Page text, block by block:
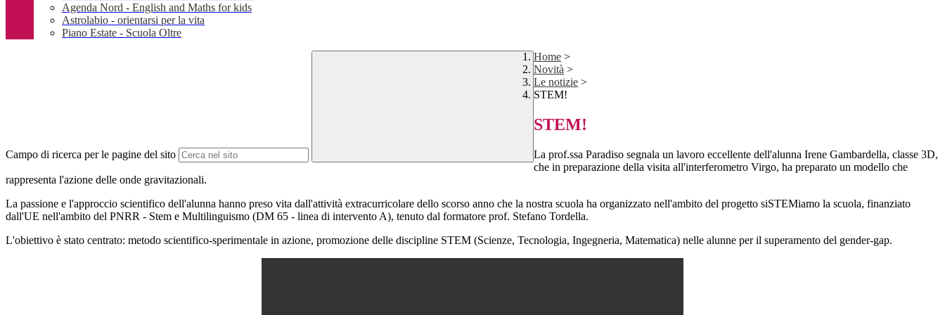
Agenda Nord - English and Maths for kids
Astrolabio - orientarsi per la vita
Piano Estate - Scuola Oltre
Campo di ricerca per le pagine del sito
Home >
Novità >
Le notizie >
STEM!
STEM!
La prof.ssa Paradiso segnala un lavoro eccellente dell'alunna Irene Gambardella, classe 3D,
che in preparazione della visita all'interferometro Virgo, ha preparato un modello che
rappresenta l'azione delle onde gravitazionali.
La passione e l'approccio scientifico dell'alunna hanno preso vita dall'attività extracurricolare dello scorso anno che la nostra scuola ha organizzato nell'ambito del progetto siSTEMiamo la scuola, finanziato
dall'UE nell'ambito del PNRR - Stem e Multilinguismo (DM 65 - linea di intervento A), tenuto dal formatore prof. Stefano Tordella.
L'obiettivo è stato centrato: metodo scientifico-sperimentale in azione, promozione delle discipline STEM (Scienze, Tecnologia, Ingegneria, Matematica) nelle alunne per il superamento del gender-gap.